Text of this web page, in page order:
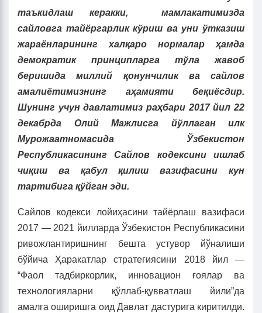
таъкидлаш керакки, мамлакатимизда
сайловга тайёргарлик кўриш ва уни ўтказиш
жараёнларининг халқаро нормалар ҳамда
демократик принципларга тўла жавоб
беришида миллий қонунчилик ва сайлов
амалиётимизнинг аҳамияти беқиёсдир.
Шунинг учун давлатимиз раҳбари 2017 йил 22
декабрда Олий Мажлисга йўллаган илк
Мурожаатномасида Ўзбекистон
Республикасининг Сайлов кодексини ишлаб
чиқиш ва қабул қилиш вазифасини кун
тартибига қўйган эди.
Сайлов кодекси лойиҳасини тайёрлаш вазифаси
2017 — 2021 йилларда Ўзбекистон Республикасини
ривожлантиришнинг бешта устувор йўналиши
бўйича Ҳаракатлар стратегиясини 2018 йил —
“Фаол тадбиркорлик, инновацион ғоялар ва
технологияларни қўллаб-қувватлаш йили”да
амалга оширишга оид Давлат дастурига киритилди.